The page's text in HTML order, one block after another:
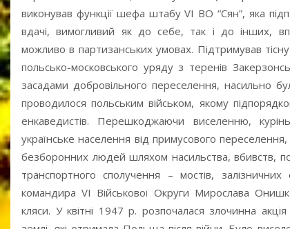
виконував функції шефа штабу VI ВО “Сян”, яка
вдачі, вимогливий як до себе, так і до інших,
можливо в партизанських умовах. Підтримував
польсько-московського уряду з теренів
засадами добровільного переселення, насильно
проводилося польським військом, якому
енкаведистів. Перешкоджаючи виселенню,
українське населення від примусового переселення,
безборонних людей шляхом насильства, вбивств,
транспортного сполучення – мостів,
командира VI Військової Округи Мирослава
кляси. У квітні 1947 р. розпочалася злочинна